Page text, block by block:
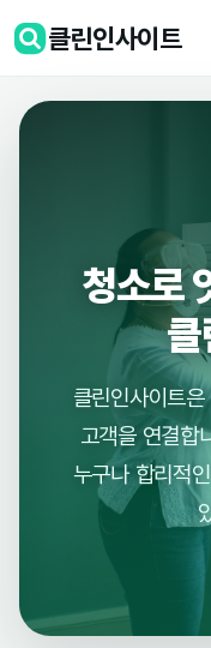
클린인사이트
청소로
클
클린인사이트
고객을 연결합
누구나 합리적